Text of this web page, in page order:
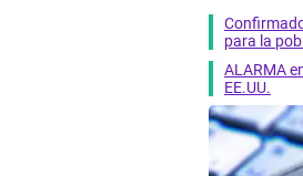
para la
ALARMA
EE.UU.